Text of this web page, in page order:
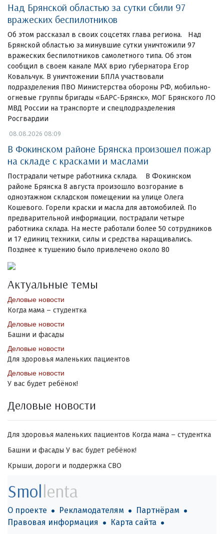
Над Брянской областью за сутки сбили 97
вражеских беспилотников
Об этом рассказал в своих соцсетях глава региона. Над
Брянской областью за минувшие сутки уничтожили 97
вражеских беспилотников самолетного типа. Об этом
сообщил в своем канале МАХ врио губернатора Егор
Ковальчук. В уничтожении БПЛА участвовали
подразделения ПВО Министерства обороны РФ, мобильно-
огневые группы бригады «БАРС-Брянск», МОГ Брянского ЛО
МВД России на транспорте и спецподразделения
Росгвардии
08.08.2026 08:09
В Фокинском районе Брянска произошел пожар
на складе с красками и маслами
Пострадали четыре работника склада. В Фокинском
районе Брянска 8 августа произошло возгорание в
одноэтажном складском помещении на улице Олега
Кошевого. Горели краски и масла для автомобилей. По
предварительной информации, пострадали четыре
работника склада. На месте работали более 50 сотрудников
и 17 единиц техники, силы и средства наращивались.
Позднее к тушению было привлечено около 80
Актуальные темы
Деловые новости
Когда мама – студентка
Деловые новости
Башни и фасады
Деловые новости
Для здоровья маленьких пациентов
Деловые новости
У вас будет ребёнок!
Деловые новости
Для здоровья маленьких пациентов Когда мама – студентка
Башни и фасады У вас будет ребёнок!
Крыши, дороги и поддержка СВО
Smollenta
О проекте Рекламодателям
Партнёрам
Правовая информация
Карта сайта